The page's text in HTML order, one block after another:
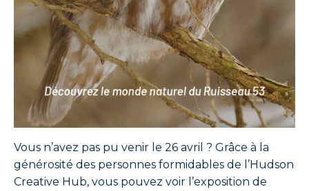
Vous n’avez pas pu venir le 26 avril ? Grâce à la
générosité des personnes formidables de l’Hudson
Creative Hub, vous pouvez voir l’exposition de